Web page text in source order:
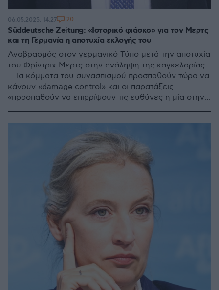
Süddeutsche Zeitung: «Ιστορικό φιάσκο» για τον Μερτς
και τη Γερμανία η αποτυχία εκλογής του
Αναβρασμός στον γερμανικό Τύπο μετά την αποτυχία
του Φρίντριχ Μερτς στην ανάληψη της καγκελαρίας
– Τα κόμματα του συνασπισμού προσπαθούν τώρα να
κάνουν «damage control» και οι παρατάξεις
«προσπαθούν να επιρρίψουν τις ευθύνες η μία στην
06.05.2025, 14:27 20